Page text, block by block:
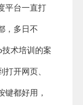
平台一直打
，多日不
术培训的案
开网页、
键都好用，